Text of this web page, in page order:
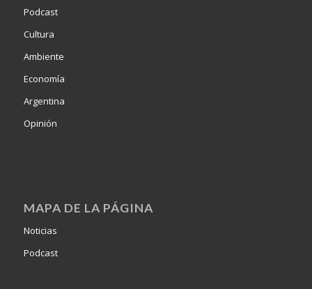
Podcast
Cultura
Ambiente
Economía
Argentina
Opinión
MAPA DE LA PÁGINA
Noticias
Podcast